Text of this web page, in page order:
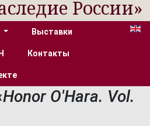
России»
Выставки
Контакты
Honor O'Hara. Vol.